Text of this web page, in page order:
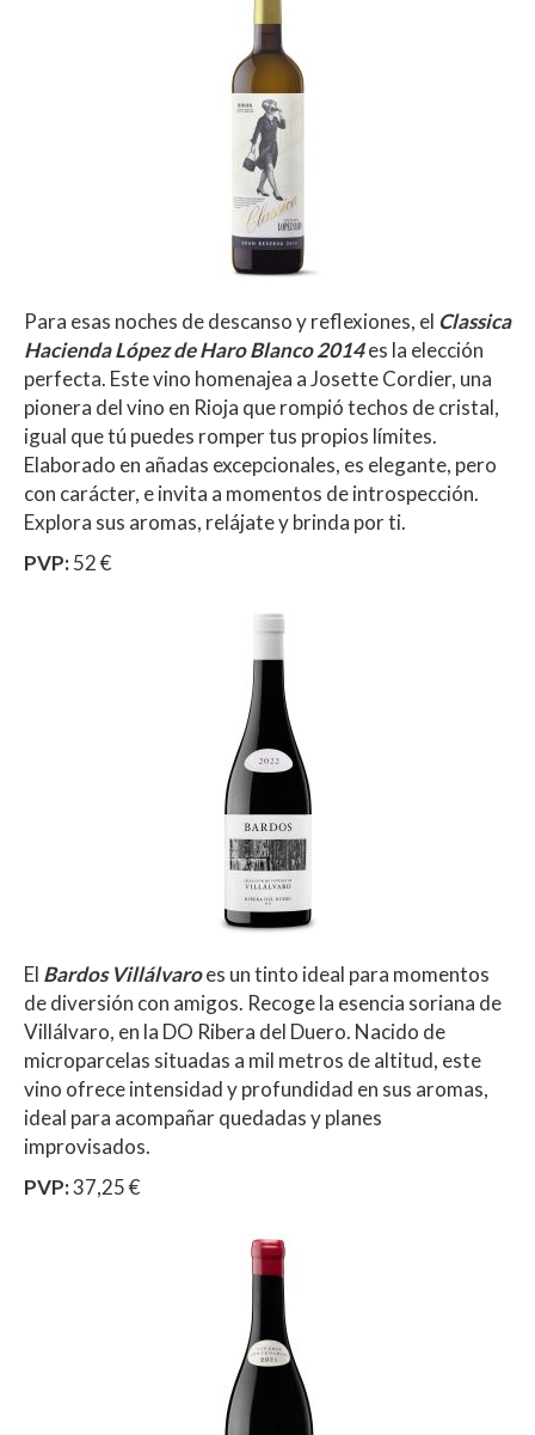
Para esas noches de descanso y reflexiones, el Classica
Hacienda López de Haro Blanco 2014es la elección
perfecta. Este vino homenajea a Josette Cordier, una
pionera del vino en Rioja que rompió techos de cristal,
igual que tú puedes romper tus propios límites.
Elaborado en añadas excepcionales, es elegante, pero
con carácter, e invita a momentos de introspección.
Explora sus aromas, relájate y brinda por ti.
PVP:52 €
El Bardos Villálvaroes un tinto ideal para momentos
de diversión con amigos. Recoge la esencia soriana de
Villálvaro, en la DO Ribera del Duero. Nacido de
microparcelas situadas a mil metros de altitud, este
vino ofrece intensidad y profundidad en sus aromas,
ideal para acompañar quedadas y planes
improvisados.
PVP:37,25 €